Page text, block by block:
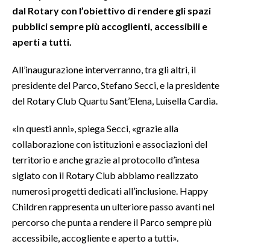
STORE
dal Rotary con l’obiettivo di rendere gli spazi
pubblici sempre più accoglienti, accessibili e
aperti a tutti.
All’inaugurazione interverranno, tra gli altri, il
presidente del Parco, Stefano Secci, e la presidente
del Rotary Club Quartu Sant’Elena, Luisella Cardia.
«In questi anni», spiega Secci, «grazie alla
collaborazione con istituzioni e associazioni del
territorio e anche grazie al protocollo d’intesa
siglato con il Rotary Club abbiamo realizzato
numerosi progetti dedicati all’inclusione. Happy
Children rappresenta un ulteriore passo avanti nel
percorso che punta a rendere il Parco sempre più
accessibile, accogliente e aperto a tutti».